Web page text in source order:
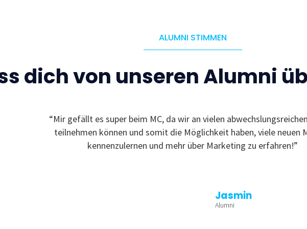
ALUMNI STIMMEN
dich von unseren Alumni
“Mir gefällt es super beim MC, da wir an vielen
teilnehmen können und somit die Möglichkeit haben, viele neuen
kennenzulernen und mehr über Marketing zu erfahren!”
Jasmin
Alumni